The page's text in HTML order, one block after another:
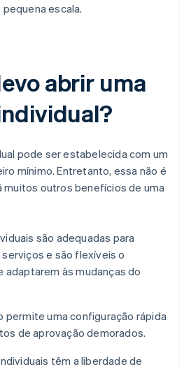
escala.
abrir uma
pode ser estabelecida com um
mínimo. Entretanto, essa não é
muitos outros benefícios de uma
são adequadas para
e são flexíveis o
adaptarem às mudanças do
permite uma configuração rápida
de aprovação demorados.
têm a liberdade de